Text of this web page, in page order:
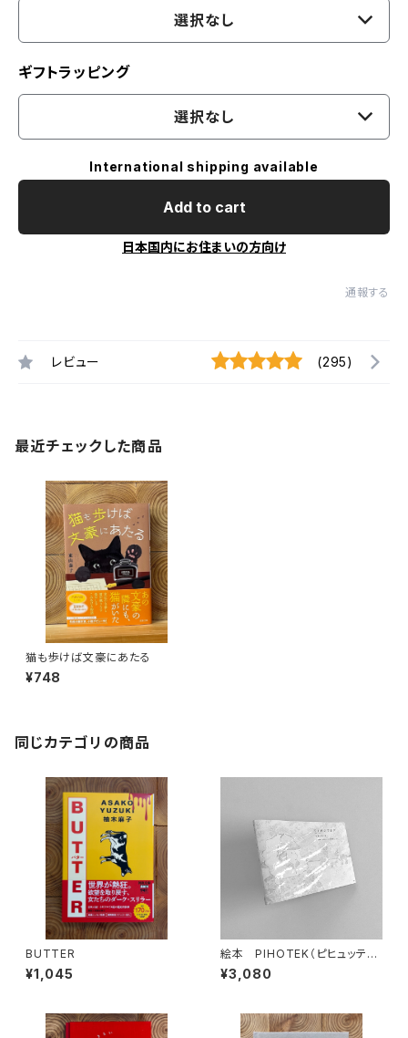
選択なし
ギフトラッピング
選択なし
International shipping available
Add to cart
日本国内にお住まいの方向け
通報する
レビュー (295)
最近チェックした商品
猫も歩けば文豪にあたる
¥748
同じカテゴリの商品
BUTTER
¥1,045
絵本 PIHOTEK（ピヒュッティ）
北極を風と歩く
¥3,080